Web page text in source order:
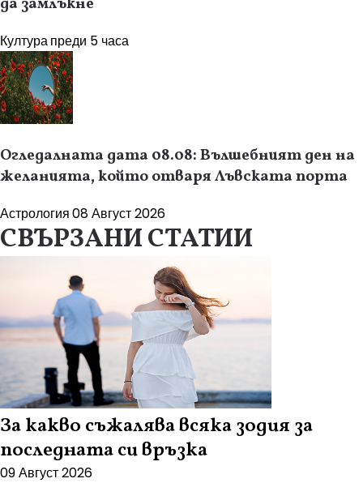
Културапреди 5 часа
Огледалната дата 08.08: Вълшебният ден на
желанията, който отваря Лъвската порта
Астрология08 Август 2026
СВЪРЗАНИ СТАТИИ
За какво съжалява всяка зодия за
последната си връзка
09 Август 2026